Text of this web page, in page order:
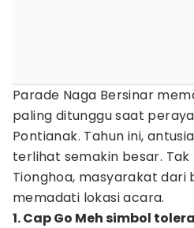
Parade Naga Bersinar
paling ditunggu saat
Pontianak. Tahun ini,
terlihat semakin besar.
Tionghoa, masyarakat dari
memadati lokasi acara.
1. Cap Go Meh simbol